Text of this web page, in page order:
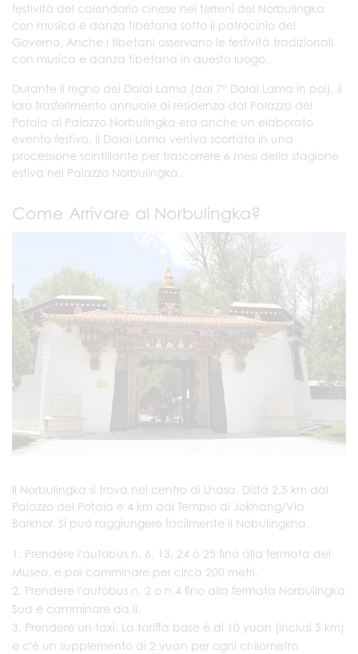
festività del calendario cinese nei terreni del Norbulingka
con musica e danza tibetana sotto il patrocinio del
Governo. Anche i tibetani osservano le festività tradizionali
con musica e danza tibetana in questo luogo.
Durante il regno dei Dalai Lama (dal 7° Dalai Lama in poi), il
loro trasferimento annuale di residenza dal Palazzo del
Potala al Palazzo Norbulingka era anche un elaborato
evento festivo. Il Dalai Lama veniva scortato in una
processione scintillante per trascorrere 6 mesi della stagione
estiva nel Palazzo Norbulingka.
Come Arrivare al Norbulingka?
Il Norbulingka si trova nel centro di Lhasa. Dista 2,5 km dal
Palazzo del Potala e 4 km dal Tempio di Jokhang/Via
Barkhor. Si può raggiungere facilmente il Nobulingkha.
Prendere l'autobus n. 6, 13, 24 o 25 fino alla fermata del
Museo, e poi camminare per circa 200 metri.
Prendere l'autobus n. 2 o n.4 fino alla fermata Norbulingka
Sud e camminare da lì.
Prendere un taxi. La tariffa base è di 10 yuan (inclusi 5 km)
e c'è un supplemento di 2 yuan per ogni chilometro